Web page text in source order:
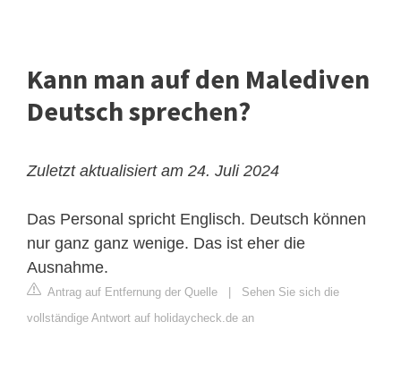
Kann man auf den Malediven
Deutsch sprechen?
Zuletzt aktualisiert am 24. Juli 2024
Das Personal spricht Englisch. Deutsch können
nur ganz ganz wenige. Das ist eher die
Ausnahme.
Antrag auf Entfernung der Quelle
Sehen Sie sich die
vollständige Antwort auf holidaycheck.de an